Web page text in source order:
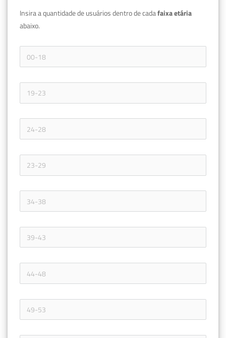
Insira a quantidade de usuários dentro de cada
abaixo.